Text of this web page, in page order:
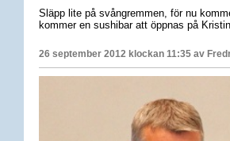
Släpp lite på svångremmen, för nu
kommer en sushibar att öppnas på
26 september 2012 klockan 11:35 av